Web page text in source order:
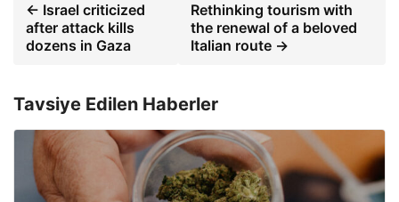
← Israel criticized
after attack kills
dozens in Gaza
Rethinking tourism with
the renewal of a beloved
Italian route →
Tavsiye Edilen Haberler